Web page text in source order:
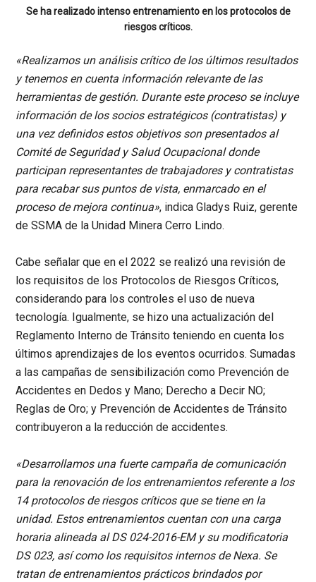
Se ha realizado intenso entrenamiento en los protocolos de
riesgos críticos.
«Realizamos un análisis crítico de los últimos resultados
y tenemos en cuenta información relevante de las
herramientas de gestión. Durante este proceso se incluye
información de los socios estratégicos (contratistas) y
una vez definidos estos objetivos son presentados al
Comité de Seguridad y Salud Ocupacional donde
participan representantes de trabajadores y contratistas
para recabar sus puntos de vista, enmarcado en el
proceso de mejora continua», indicaGladys Ruiz, gerente
de SSMA de la Unidad Minera Cerro Lindo.
Cabe señalar que en el 2022 se realizó una revisión de
los requisitos de los Protocolos de Riesgos Críticos,
considerando para los controles el uso de nueva
tecnología. Igualmente, se hizo una actualización del
Reglamento Interno de Tránsito teniendo en cuenta los
últimos aprendizajes de los eventos ocurridos. Sumadas
a las campañas de sensibilización como Prevención de
Accidentes en Dedos y Mano; Derecho a Decir NO;
Reglas de Oro; y Prevención de Accidentes de Tránsito
contribuyeron a la reducción de accidentes.
«Desarrollamos una fuerte campaña de comunicación
para la renovación de los entrenamientos referente a los
14 protocolos de riesgos críticos que se tiene en la
unidad. Estos entrenamientos cuentan con una carga
horaria alineada al DS 024-2016-EM y su modificatoria
DS 023, así como los requisitos internos de Nexa. Se
tratan de entrenamientos prácticos brindados por